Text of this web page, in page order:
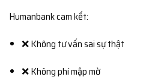
Humanbank cam kết:
❌ Không tư vấn sai sự thật
❌ Không phí mập mờ